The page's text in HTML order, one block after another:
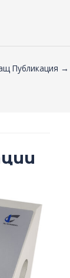
Публикация →